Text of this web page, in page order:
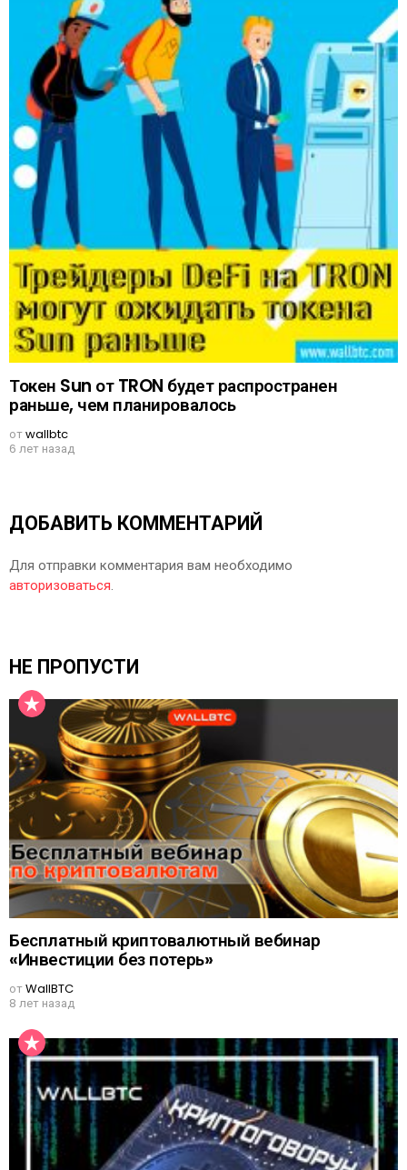
Токен Sun от TRON будет распространен
раньше, чем планировалось
отwallbtc
6 лет назад
ДОБАВИТЬ КОММЕНТАРИЙ
Для отправки комментария вам необходимо
авторизоваться.
НЕ ПРОПУСТИ
Бесплатный криптовалютный вебинар
«Инвестиции без потерь»
отWallBTC
8 лет назад